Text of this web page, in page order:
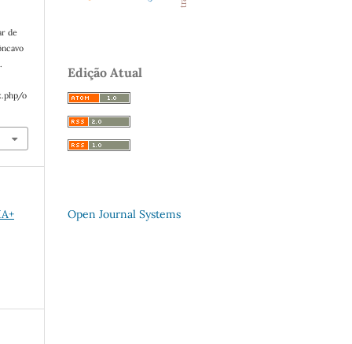
de
o
Edição Atual
Open Journal Systems